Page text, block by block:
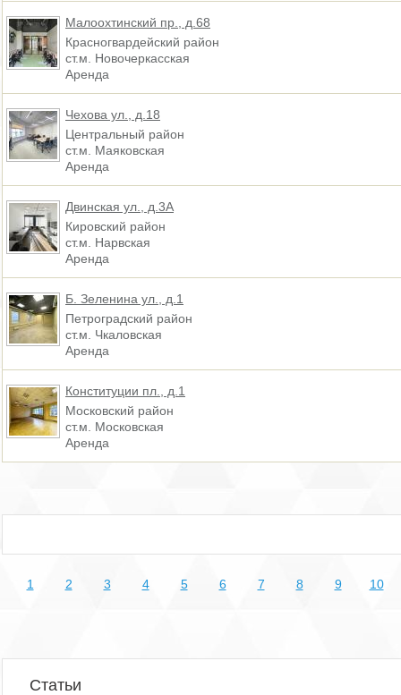
Малоохтинский пр., д.68
Красногвардейский район
ст.м. Новочеркасская
Аренда
Чехова ул., д.18
Центральный район
ст.м. Маяковская
Аренда
Двинская ул., д.3А
Кировский район
ст.м. Нарвская
Аренда
Б. Зеленина ул., д.1
Петроградский район
ст.м. Чкаловская
Аренда
Конституции пл., д.1
Московский район
ст.м. Московская
Аренда
1 2 3 4 5 6 7 8 9 10
Статьи